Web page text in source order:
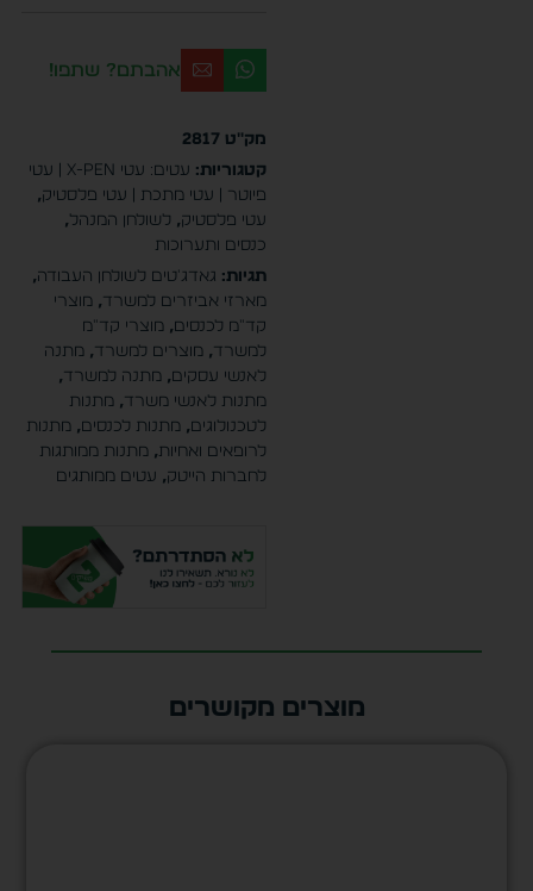
אהבתם? שתפו!
מק"ט 2817
קטגוריות:
עטים: עטי X-PEN | עטי
פיוטר | עטי מתכת | עטי פלסטיק,
עטי פלסטיק, לשולחן המנהל,
כנסים ותערוכות
תגיות: גאדג'טים לשולחן העבודה,
מארזי אביזרים למשרד, מוצרי
קד"מ לכנסים, מוצרי קד"מ
למשרד, מוצרים למשרד, מתנה
לאנשי עסקים, מתנה למשרד,
מתנות לאנשי משרד, מתנות
לטכנולוגים, מתנות לכנסים, מתנות
לרופאים ואחיות, מתנות ממותגות
לחברות הייטק, עטים ממותגים
מוצרים מקושרים